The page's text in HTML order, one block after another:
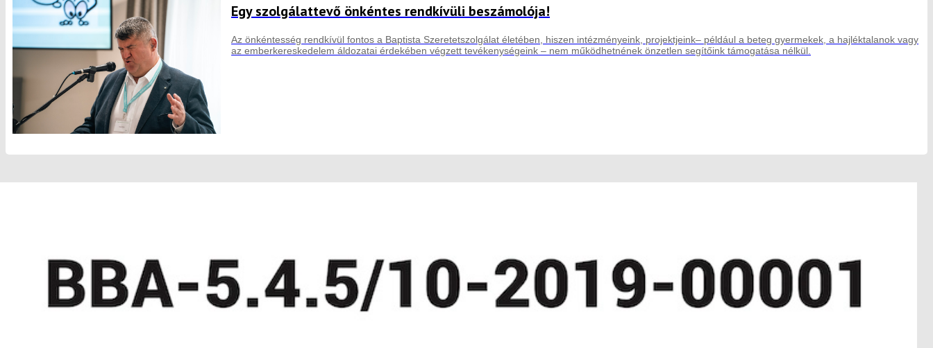
Egy szolgálattevő önkéntes rendkívüli beszámolója!
Az önkéntesség rendkívül fontos a Baptista Szeretetszolgálat életében, hiszen intézményeink, projektjeink– például a beteg gyermekek, a hajléktalanok vagy
az emberkereskedelem áldozatai érdekében végzett tevékenységeink – nem működhetnének önzetlen segítőink támogatása nélkül.